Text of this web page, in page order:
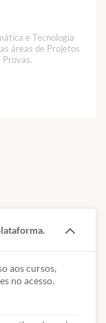
e Tecnologia
áreas de Projetos
Provas.
aos cursos,
no acesso.